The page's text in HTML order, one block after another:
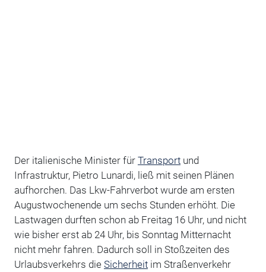
Der italienische Minister für Transportund
Infrastruktur, Pietro Lunardi, ließ mit seinen Plänen
aufhorchen. Das Lkw-Fahrverbot wurde am ersten
Augustwochenende um sechs Stunden erhöht. Die
Lastwagen durften schon ab Freitag 16 Uhr, und nicht
wie bisher erst ab 24 Uhr, bis Sonntag Mitternacht
nicht mehr fahren. Dadurch soll in Stoßzeiten des
Urlaubsverkehrs die Sicherheitim Straßenverkehr